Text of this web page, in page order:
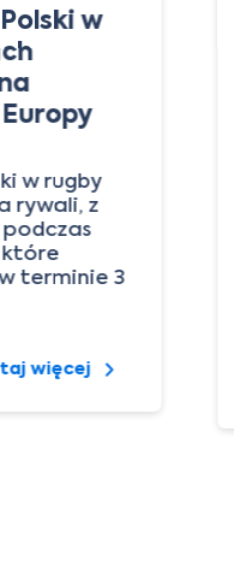
w
w rugby
rywali, z
które
terminie 3
więcej